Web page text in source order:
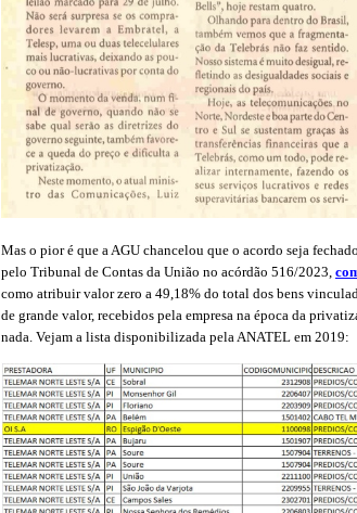
Mas o pior é que a AGU chancelou que o acordo seja
pelo Tribunal de Contas da União no acórdão 516/2023,
como atribuir valor zero a 49,18% do total dos bens
de grande valor, recebidos pela empresa na época da
nada. Vejam a lista disponibilizada pela ANATEL em 2019: